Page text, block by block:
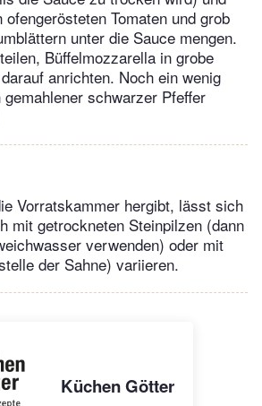
Tomaten und grob
unter die Sauce mengen.
Büffelmozzarella in grobe
anrichten. Noch ein wenig
schwarzer Pfeffer
Vorratskammer hergibt, lässt sich
mit getrockneten Steinpilzen (dann
verwenden) oder mit
der Sahne) variieren.
Küchen Götter